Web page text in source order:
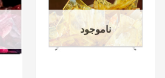
ناموجود